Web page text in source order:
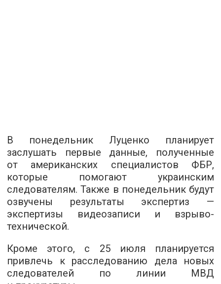
В понедельник Луценко планирует
заслушать первые данные, полученные
от американских специалистов ФБР,
которые помогают украинским
следователям. Также в понедельник будут
озвучены результаты экспертиз —
экспертизы видеозаписи и взрыво-
технической.
Кроме этого, с 25 июля планируется
привлечь к расследованию дела новых
следователей по линии МВД